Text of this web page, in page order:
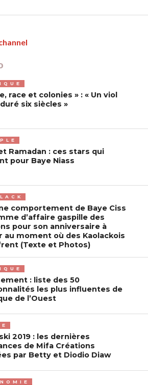
race et colonies » : « Un viol
six siècles »
Ramadan : ces stars qui
pour Baye Niass
comportement de Baye Ciss
d’affaire gaspille des
pour son anniversaire à
au moment où des Kaolackois
(Texte et Photos)
: liste des 50
les plus influentes de
de l’Ouest
2019 : les dernières
de Mifa Créations
par Betty et Diodio Diaw